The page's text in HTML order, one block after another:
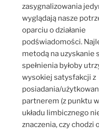
zasygnalizowania
wyglądają nasze
oparciu o działanie
podświadomości.
metodą na uzyskanie
spełnienia byłoby
wysokiej satysfakcji z
posiadania/
partnerem (z punktu
układu limbicznego
znaczenia, czy chodzi